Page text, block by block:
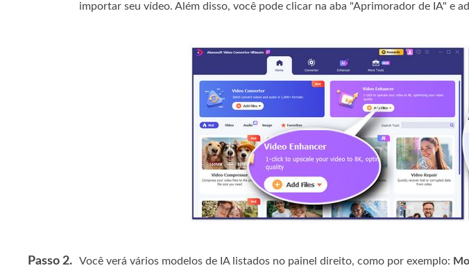
importar seu vídeo. Além disso, você pode clicar na aba "Aprimorador de IA" e
Passo 2. Você verá vários modelos de IA listados no painel direito, como por exemplo: